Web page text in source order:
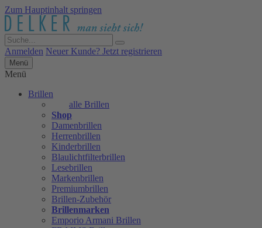
Zum Hauptinhalt springen
Anmelden Neuer Kunde? Jetzt registrieren
Menü
Menü
Brillen
alle Brillen
Shop
Damenbrillen
Herrenbrillen
Kinderbrillen
Blaulichtfilterbrillen
Lesebrillen
Markenbrillen
Premiumbrillen
Brillen-Zubehör
Brillenmarken
Emporio Armani Brillen